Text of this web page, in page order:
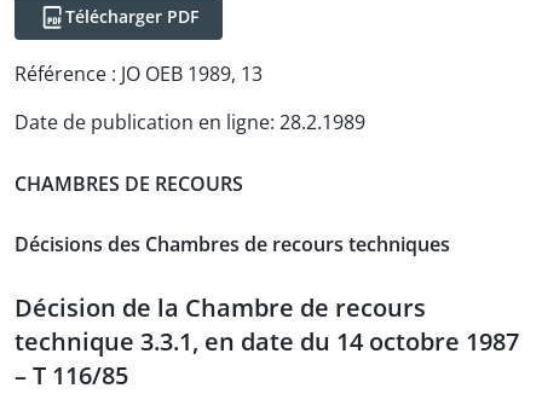
Télécharger PDF
Référence : JO OEB 1989, 13
Date de publication en ligne: 28.2.1989
CHAMBRES DE RECOURS
Décisions des Chambres de recours techniques
Décision de la Chambre de recours
technique 3.3.1, en date du 14 octobre 1987
– T 116/85